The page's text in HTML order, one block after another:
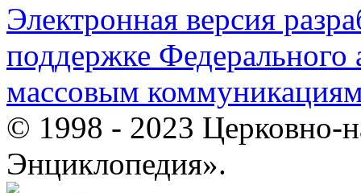
Электронная версия
поддержке Федерального
массовым
© 1998 - 2023 Церковно-
Энциклопедия».